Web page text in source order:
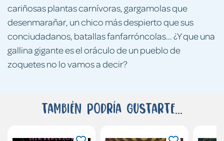
cariñosas plantas carnívoras, gargamolas que
desenmarañar, un chico más despierto que sus
conciudadanos, batallas fanfarróncolas... ¿Y que una
gallina gigante es el oráculo de un pueblo de
zoquetes no lo vamos a decir?
También podría gustarte...